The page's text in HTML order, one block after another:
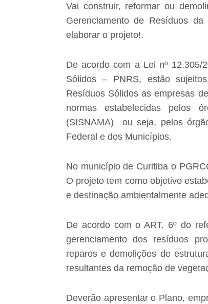
Vai construir, reformar ou
Gerenciamento de Resíduos
elaborar o projeto!.
De acordo com a Lei nº 12.305/
Sólidos – PNRS, estão
Resíduos Sólidos as empresas
normas estabelecidas pelos
(SISNAMA)
ou seja, pelos
Federal e dos Municípios.
No município de Curitiba o
O projeto tem como objetivo
e destinação ambientalmente
De acordo com o ART. 6º do
gerenciamento dos resíduos
reparos e demolições de
resultantes da remoção de
Deverão apresentar o Plano,